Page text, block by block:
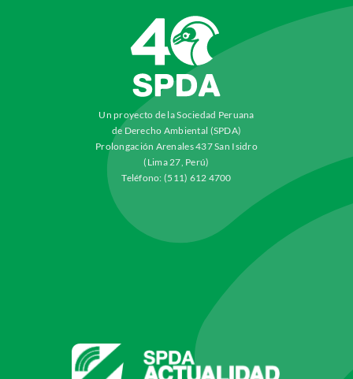
Un proyecto de la Sociedad Peruana
de Derecho Ambiental (SPDA)
Prolongación Arenales 437 San Isidro
(Lima 27, Perú)
Teléfono: (511) 612 4700